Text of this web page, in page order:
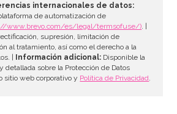
AÑADIR
internacionales de datos:
de automatización de
www.brevo.com/es/legal/termsofuse/). |
supresión, limitación de
al tratamiento, así como el derecho a la
|
Información adicional: Disponible la
detallada sobre la Protección de Datos
sitio web corporativo y Política de Privacidad.